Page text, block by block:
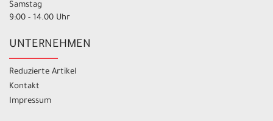
Samstag
9:00 - 14.00 Uhr
UNTERNEHMEN
Reduzierte Artikel
Kontakt
Impressum